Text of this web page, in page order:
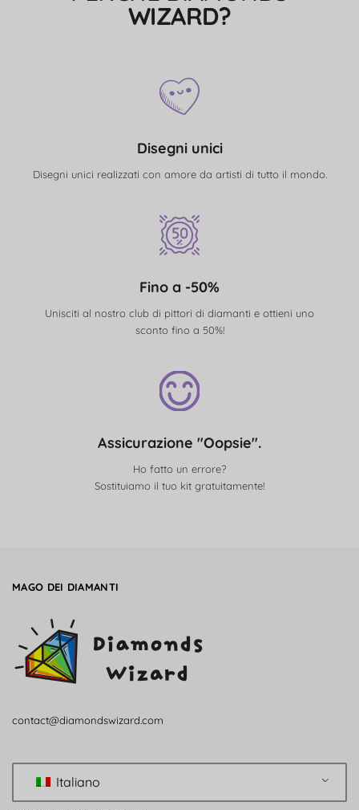
WIZARD?
Disegni unici
Disegni unici realizzati con amore da artisti di tutto il mondo.
Fino a -50%
Unisciti al nostro club di pittori di diamanti e ottieni uno
sconto fino a 50%!
Assicurazione "Oopsie".
Ho fatto un errore?
Sostituiamo il tuo kit gratuitamente!
MAGO DEI DIAMANTI
contact@diamondswizard.com
Italiano